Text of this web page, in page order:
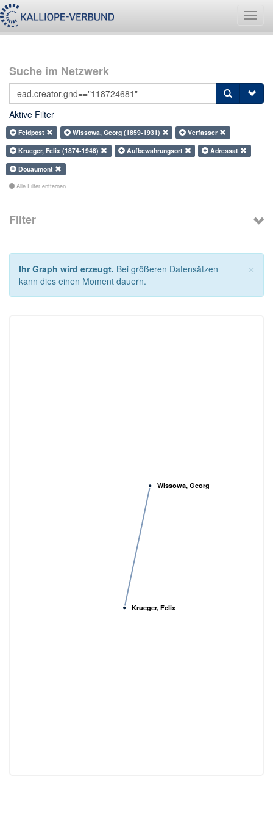
Suche im Netzwerk
Aktive Filter
Feldpost Wissowa, Georg (1859-1931)
Verfasser
Krueger, Felix (1874-1948)
Aufbewahrungsort
Adressat
Douaumont
Alle Filter entfernen
Filter
×
Ihr Graph wird erzeugt. Bei größeren Datensätzen
kann dies einen Moment dauern.
Wissowa, Georg
Krueger, Felix